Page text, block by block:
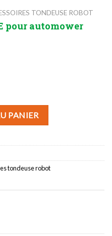
TONDEUSE ROBOT
pour automower
PANIER
tondeuse robot